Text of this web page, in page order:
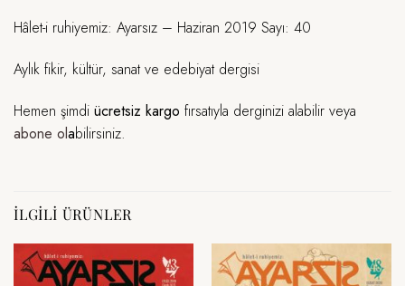
Hâlet-i ruhiyemiz: Ayarsız – Haziran 2019 Sayı: 40
Aylık fikir, kültür, sanat ve edebiyat dergisi
Hemen şimdi ücretsiz kargo fırsatıyla derginizi alabilir veya
abone olabilirsiniz.
İLGILI ÜRÜNLER